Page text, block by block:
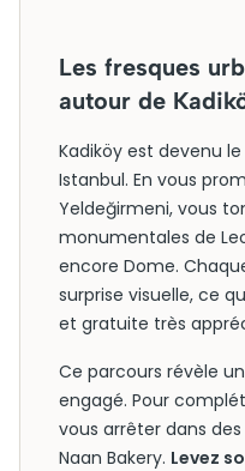
Les fresques
autour de
Kadiköy est devenu
Istanbul. En vous
Yeldeğirmeni, vous
monumentales de
encore Dome.
surprise visuelle, ce
et gratuite très
Ce parcours révèle
engagé. Pour
vous arrêter dans
Naan Bakery. Levez